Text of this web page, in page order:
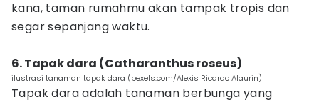
kana, taman rumahmu akan tampak tropis dan
segar sepanjang waktu.
6. Tapak dara (Catharanthus roseus)
ilustrasi tanaman tapak dara (pexels.com/Alexis Ricardo Alaurin)
Tapak dara adalah tanaman berbunga yang